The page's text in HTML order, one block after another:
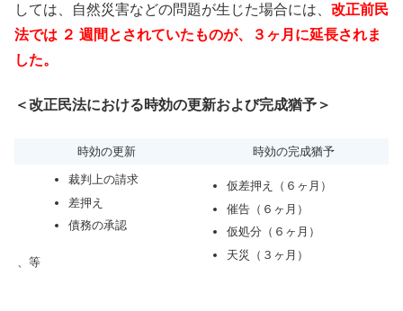
しては、自然災害などの問題が生じた場合には、 改正前民
法では ２ 週間とされていたものが、３ヶ月に延長されま
した。
＜改正民法における時効の更新および完成猶予＞
時効の更新 時効の完成猶予
裁判上の請求
差押え
債務の承認
、等
仮差押え（６ヶ月）
催告（６ヶ月）
仮処分（６ヶ月）
天災（３ヶ月）